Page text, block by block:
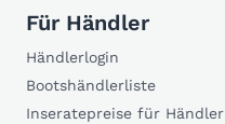
Für Händler
Händlerlogin
Bootshändlerliste
Inseratepreise für Händler